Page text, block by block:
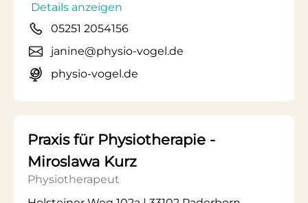
Details anzeigen
05251 2054156
janine@physio-vogel.de
physio-vogel.de
Praxis für Physiotherapie -
Miroslawa Kurz
Physiotherapeut